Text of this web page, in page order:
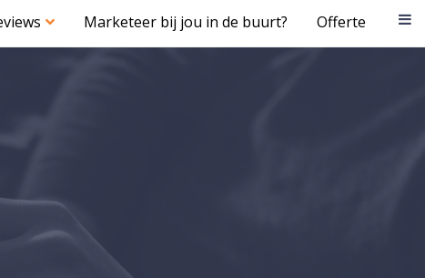
Marketeer bij jou in de buurt? Offerte